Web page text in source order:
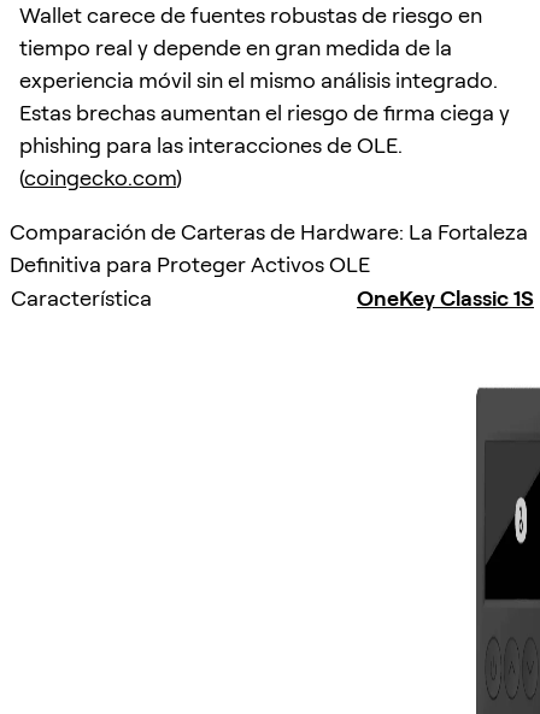
Wallet carece de fuentes robustas de riesgo en
tiempo real y depende en gran medida de la
experiencia móvil sin el mismo análisis integrado.
Estas brechas aumentan el riesgo de firma ciega y
phishing para las interacciones de OLE.
(coingecko.com)
Comparación de Carteras de Hardware: La Fortaleza
Definitiva para Proteger Activos OLE
Característica
OneKey Classic 1S